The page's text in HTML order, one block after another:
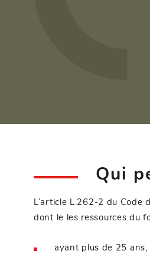
Qui
L’article L.262-2 du Code
dont le les ressources du
ayant plus de 25 ans,